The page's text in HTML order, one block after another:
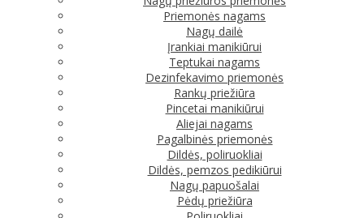
Priemonės nagams
Nagų dailė
Įrankiai manikiūrui
Teptukai nagams
Dezinfekavimo priemonės
Rankų priežiūra
Pincetai manikiūrui
Aliejai nagams
Pagalbinės priemonės
Dildės, poliruokliai
Dildės, pemzos pedikiūrui
Nagų papuošalai
Pėdų priežiūra